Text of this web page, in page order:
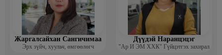
Жаргалсайхан Сангичимаа
Эрх зүйч, хуульч, өмгөөлөгч
Дүүдэй Наранцэцэг
"Ар И ЭМ ХХК" Гүйцэтгэх захирал